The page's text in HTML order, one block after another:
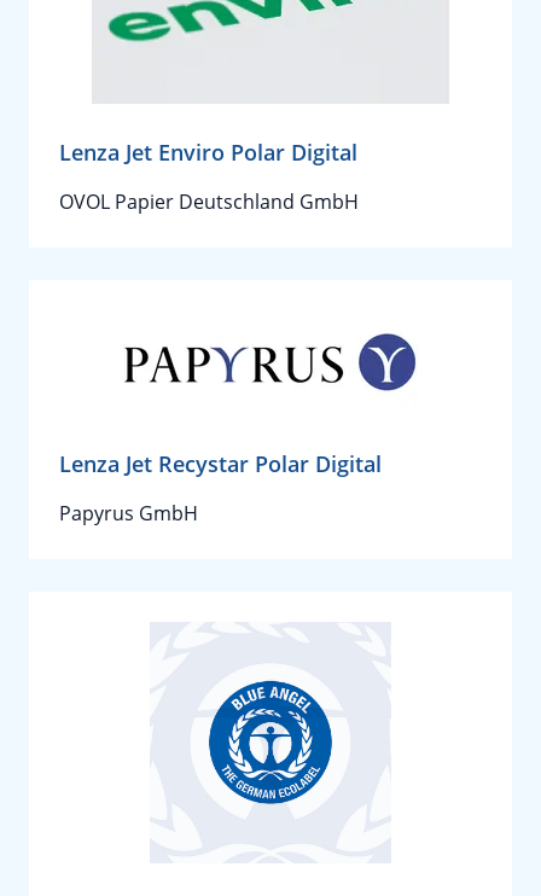
Lenza Jet Enviro Polar Digital
OVOL Papier Deutschland GmbH
Lenza Jet Recystar Polar Digital
Papyrus GmbH